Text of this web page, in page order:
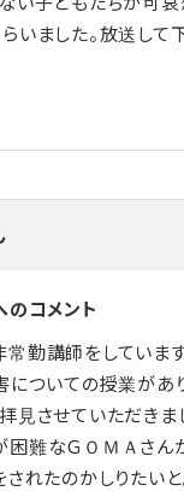
いました。放送して
のコメント
勤講師をしていま
についての授業があ
見させていただきま
難なＧＯＭＡさん
されたのかしりたいと